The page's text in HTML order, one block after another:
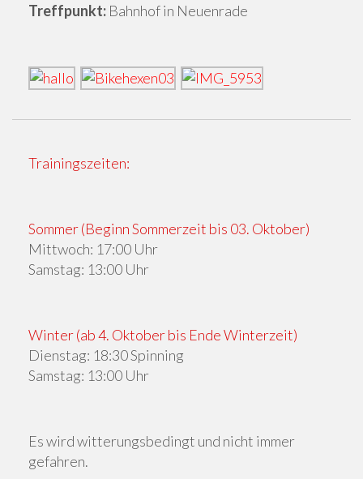
Treffpunkt: Bahnhof in Neuenrade
Trainingszeiten:
Sommer(Beginn Sommerzeit bis 03. Oktober)
Mittwoch: 17:00 Uhr
Samstag: 13:00 Uhr
Winter (ab 4. Oktober bis Ende Winterzeit)
Dienstag: 18:30 Spinning
Samstag: 13:00 Uhr
Es wird witterungsbedingt und nicht immer
gefahren.